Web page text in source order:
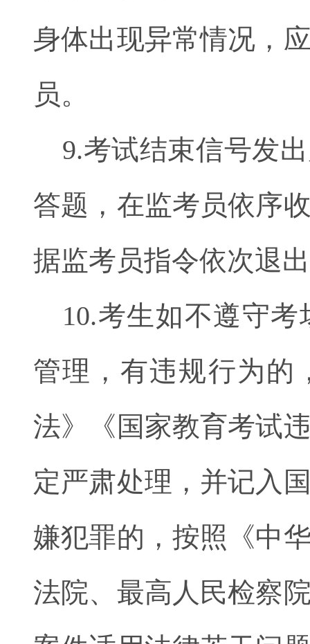
身体出现异常情况，
员。
9.考试结束信号发
答题，在监考员依序
据监考员指令依次退
10.考生如不遵守
管理，有违规行为的
法》《国家教育考试
定严肃处理，并记入
嫌犯罪的，按照《中
法院、最高人民检察